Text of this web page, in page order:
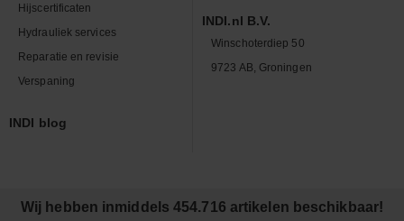
Hijscertificaten
Hydrauliek services
Reparatie en revisie
Verspaning
INDI blog
INDI.nl B.V.
Winschoterdiep 50
9723 AB, Groningen
Wij hebben inmiddels 454.716 artikelen beschikbaar!